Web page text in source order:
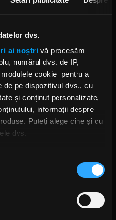
dvs.
ai noștri vă procesăm
numărul dvs. de IP,
cookie, pentru a
de pe dispozitivul dvs., cu
și conținut personalizate,
informații despre
Puteți alege cine și cu
dvs.
cu privire la locația dvs.
scanândul-l în mod
specifice (amprentare)